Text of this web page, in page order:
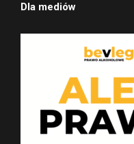
Dla mediów